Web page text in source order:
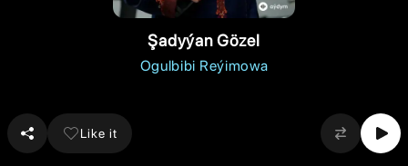
Şadyýan Gözel
Ogulbibi Reýimowa
Like it